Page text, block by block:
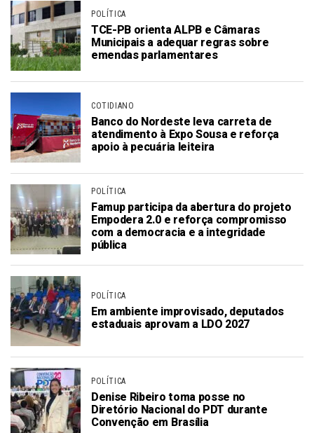
POLÍTICA
TCE-PB orienta ALPB e Câmaras
Municipais a adequar regras sobre
emendas parlamentares
COTIDIANO
Banco do Nordeste leva carreta de
atendimento à Expo Sousa e reforça
apoio à pecuária leiteira
POLÍTICA
Famup participa da abertura do projeto
Empodera 2.0 e reforça compromisso
com a democracia e a integridade
pública
POLÍTICA
Em ambiente improvisado, deputados
estaduais aprovam a LDO 2027
POLÍTICA
Denise Ribeiro toma posse no
Diretório Nacional do PDT durante
Convenção em Brasília